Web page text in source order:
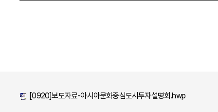
[0920]보도자료-아시아문화중심도시투자설명회.hwp